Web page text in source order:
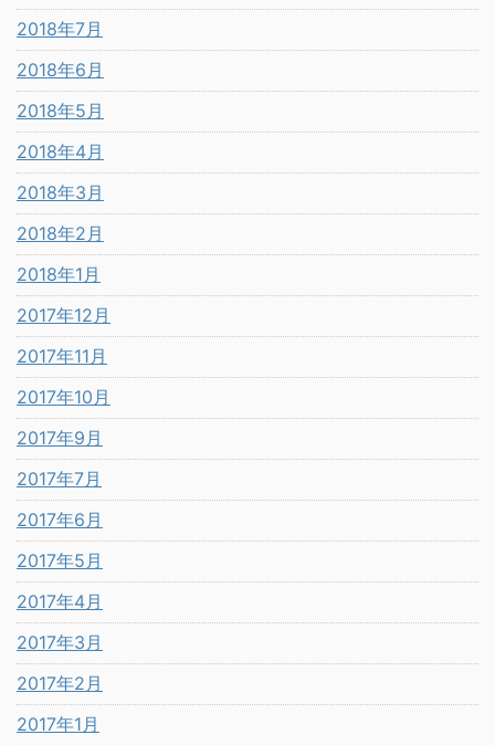
2018年7月
2018年6月
2018年5月
2018年4月
2018年3月
2018年2月
2018年1月
2017年12月
2017年11月
2017年10月
2017年9月
2017年7月
2017年6月
2017年5月
2017年4月
2017年3月
2017年2月
2017年1月